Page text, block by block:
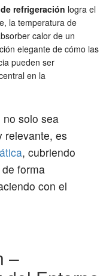
refrigeración logra el
la temperatura de
calor de un
elegante de cómo las
pueden ser
en la
no solo sea
relevante, es
, cubriendo
forma
con el
–